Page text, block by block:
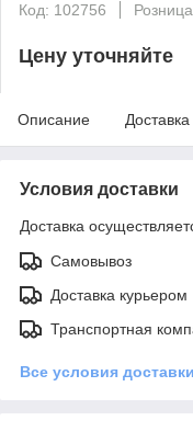
Код: 102756
Розница
Цену уточняйте
Описание Доставка
Условия доставки
Доставка
Самовывоз
Доставка курьером
Транспортная
Все условия доставки